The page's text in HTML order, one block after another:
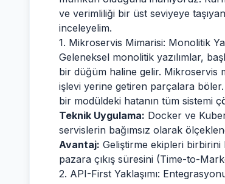
ve verimliliği bir üst seviyeye
inceleyelim.
1. Mikroservis Mimarisi: Monolitik
Geleneksel monolitik yazılımlar,
bir düğüm haline gelir. Mikroservis
işlevi yerine getiren parçalara
bir modüldeki hatanın tüm sistemi
Teknik Uygulama: Docker ve
servislerin bağımsız olarak
Avantaj: Geliştirme ekipleri birbirini
pazara çıkış süresini (Time-to-
2. API-First Yaklaşımı: